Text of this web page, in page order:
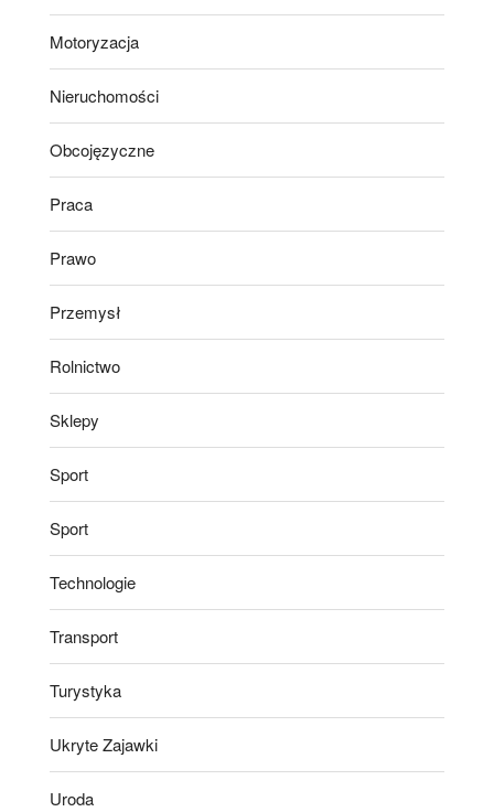
Motoryzacja
Nieruchomości
Obcojęzyczne
Praca
Prawo
Przemysł
Rolnictwo
Sklepy
Sport
Sport
Technologie
Transport
Turystyka
Ukryte Zajawki
Uroda